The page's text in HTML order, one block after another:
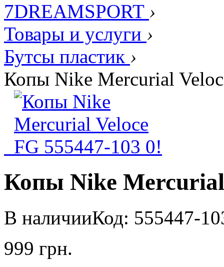
7DREAMSPORT ›
Товары и услуги ›
Бутсы пластик ›
Копы Nike Mercurial
Копы Nike Mercurial
В наличииКод: 555447-
999 грн.